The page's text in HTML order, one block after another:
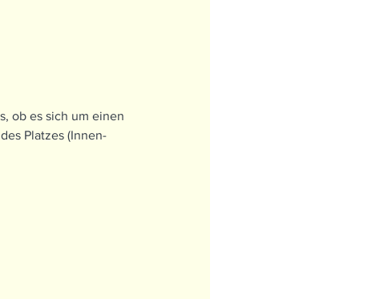
ob es sich um einen
Platzes (Innen-